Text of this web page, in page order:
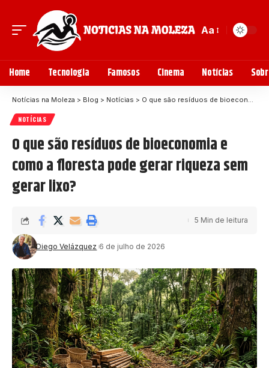
Aa
Home Tecnologia Famosos Cinema Notícias
Notícias na Moleza > Blog > Notícias > O que são resíduos de bioeconomia e como a floresta pode gerar riqueza sem gerar lixo?
NOTÍCIAS
O que são resíduos de bioeconomia e
como a floresta pode gerar riqueza sem
gerar lixo?
Diego Velázquez 6 de julho de 2026
5 Min de leitura